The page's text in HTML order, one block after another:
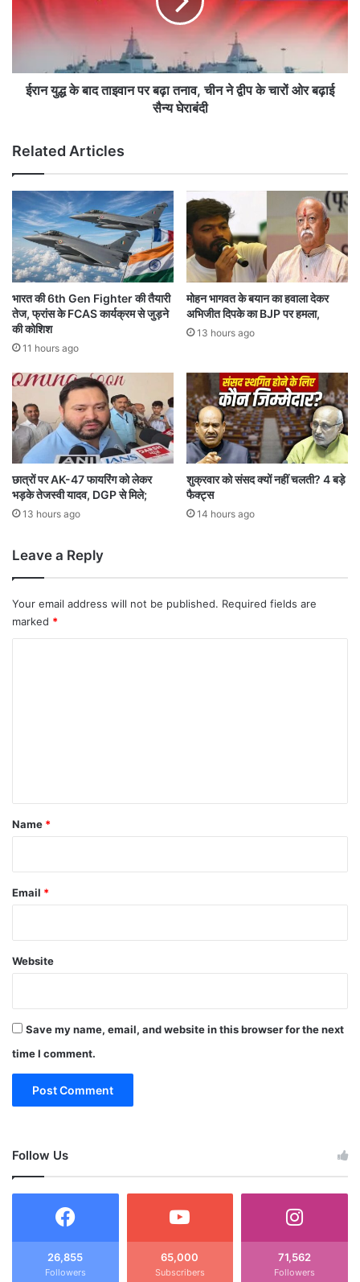
,
वि
क्की
श
ल
को
ले
र
अ
फ
हों
र
तो
ड़ी
प्पी
ता
र
ब
ढ़ा
त
ना
व
,
ची
ने
द्वी
प
चा
ओ
र
ब
ढ़ा
ई
सै
न्य
बं
दी
ईरान युद्ध के बाद ताइवान पर बढ़ा तनाव, चीन ने द्वीप के चारों ओर बढ़ाई
सैन्य घेराबंदी
Related Articles
भारत की 6th Gen Fighter की तैयारी
तेज, फ्रांस के FCAS कार्यक्रम से जुड़ने
की कोशिश
11 hours ago
मोहन भागवत के बयान का हवाला देकर
अभिजीत दिपके का BJP पर हमला,
13 hours ago
छात्रों पर AK-47 फायरिंग को लेकर
भड़के तेजस्वी यादव, DGP से मिले;
13 hours ago
शुक्रवार को संसद क्यों नहीं चलती? 4 बड़े
फैक्ट्स
14 hours ago
Leave a Reply
Your email address will not be published. Required fields are
marked *
*
Name *
Email *
Website
Save my name, email, and website in this browser for the next
time I comment.
Follow Us
26,855
Followers
65,000
Subscribers
71,562
Followers